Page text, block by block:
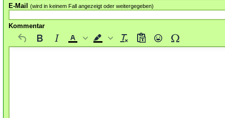
E-Mail (wird in keinem Fall angezeigt oder weitergegeben)
Kommentar